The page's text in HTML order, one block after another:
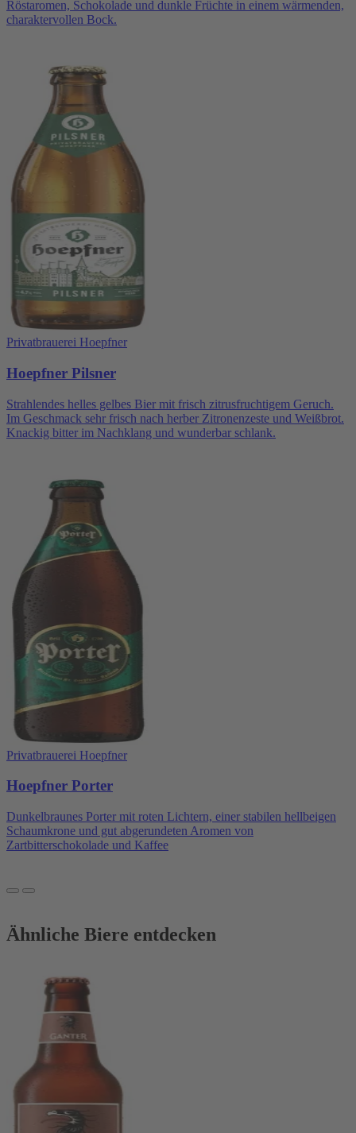
Röstaromen, Schokolade und dunkle Früchte in einem wärmenden,
charaktervollen Bock.
Privatbrauerei Hoepfner
Hoepfner Pilsner
Strahlendes helles gelbes Bier mit frisch zitrusfruchtigem Geruch.
Im Geschmack sehr frisch nach herber Zitronenzeste und Weißbrot.
Knackig bitter im Nachklang und wunderbar schlank.
Privatbrauerei Hoepfner
Hoepfner Porter
Dunkelbraunes Porter mit roten Lichtern, einer stabilen hellbeigen
Schaumkrone und gut abgerundeten Aromen von
Zartbitterschokolade und Kaffee
Ähnliche Biere entdecken